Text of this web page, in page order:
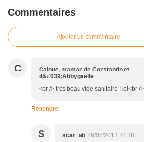
Commentaires
Ajouter un commentaire
C
Caloue, maman de Constantin et
d&#039;Abbygaëlle
<br /> très beau vide sanitaire ! lol<br />
Répondre
S scar_ab 26/05/2013 22:38